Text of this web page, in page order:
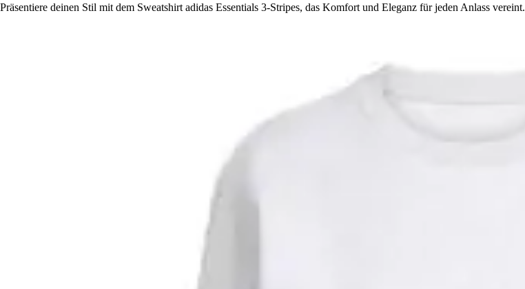
Präsentiere deinen Stil mit dem Sweatshirt adidas Essentials 3-Stripes, das Komfort und Eleganz für jeden Anlass vereint.